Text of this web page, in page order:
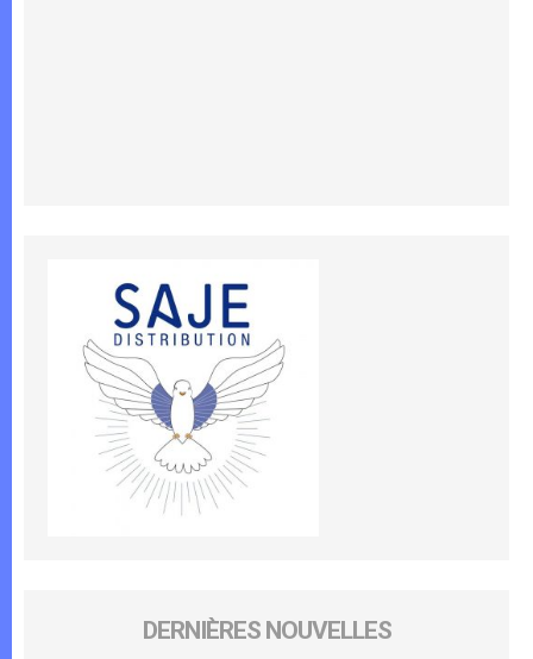
DERNIÈRES NOUVELLES